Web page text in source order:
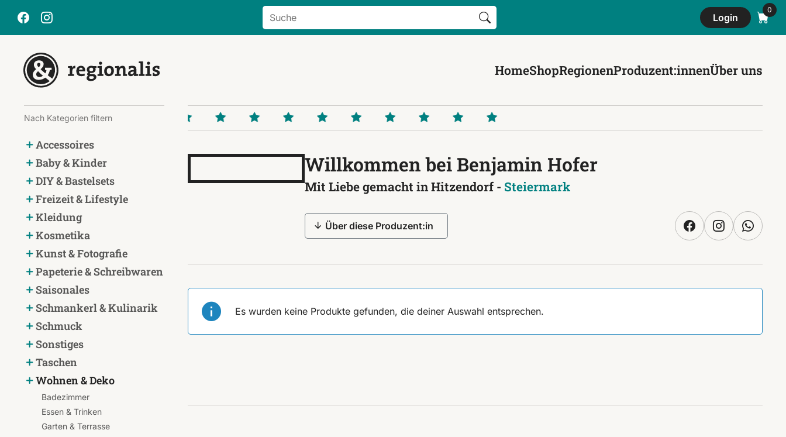
Search
for:
Search Button
Login
HomeShopRegionenProduzent:innenÜber uns
Nach Kategorien filtern
Accessoires
Baby & Kinder
DIY & Bastelsets
Freizeit & Lifestyle
Kleidung
Kosmetika
Kunst & Fotografie
Papeterie & Schreibwaren
Saisonales
Schmankerl & Kulinarik
Schmuck
Sonstiges
Taschen
Wohnen & Deko
Badezimmer
Essen & Trinken
Garten & Terrasse
Willkommen bei Benjamin Hofer
Mit Liebe gemacht in Hitzendorf - Steiermark
Über diese Produzent:in
Es wurden keine Produkte gefunden, die deiner Auswahl entsprechen.